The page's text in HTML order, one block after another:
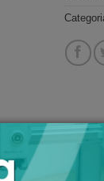
AVALIAÇÕES (23)